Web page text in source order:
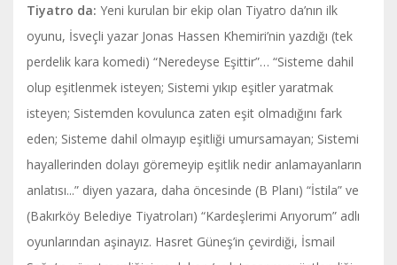
Tiyatro da: Yeni kurulan bir ekip olan Tiyatro da’nın ilk
oyunu, İsveçli yazar Jonas Hassen Khemiri’nin yazdığı (tek
perdelik kara komedi) “Neredeyse Eşittir”… “Sisteme dahil
olup eşitlenmek isteyen; Sistemi yıkıp eşitler yaratmak
isteyen; Sistemden kovulunca zaten eşit olmadığını fark
eden; Sisteme dahil olmayıp eşitliği umursamayan; Sistemi
hayallerinden dolayı göremeyip eşitlik nedir anlamayanların
anlatısı...” diyen yazara, daha öncesinde (B Planı) “İstila” ve
(Bakırköy Belediye Tiyatroları) “Kardeşlerimi Arıyorum” adlı
oyunlarından aşinayız. Hasret Güneş’in çevirdiği, İsmail